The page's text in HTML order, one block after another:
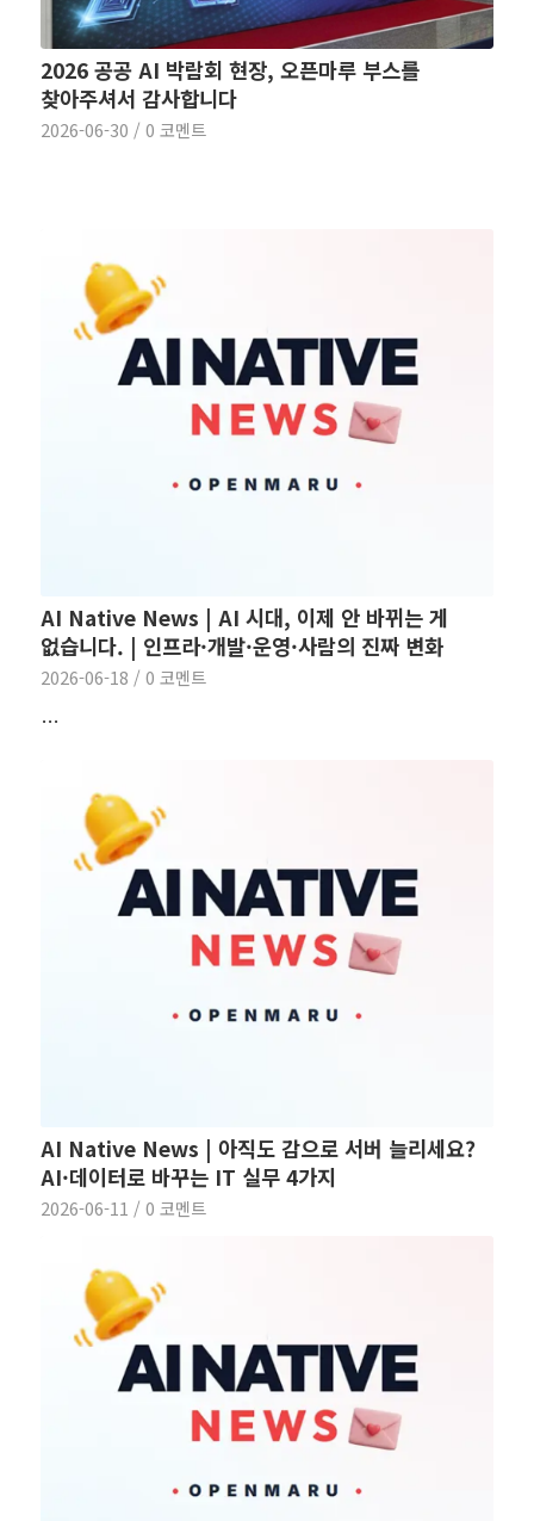
2026 공공 AI 박람회 현장, 오픈마루 부스를
찾아주셔서 감사합니다
2026-06-30 / 0 코멘트
AI Native News | AI 시대, 이제 안 바뀌는 게
없습니다. | 인프라·개발·운영·사람의 진짜 변화
2026-06-18 / 0 코멘트
…
AI Native News | 아직도 감으로 서버 늘리세요?
AI·데이터로 바꾸는 IT 실무 4가지
2026-06-11 / 0 코멘트